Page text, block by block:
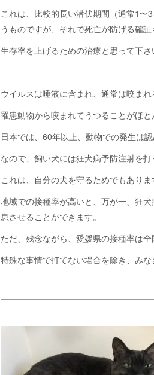
これは、比較的長い潜伏期間（通常1〜
うものですが、それで死亡が防げる確
生存率を上げるための治療と思って下さ
ウイルスは唾液に含まれ、通常は咬ま
罹患動物から咬まれてうつることがほと
日本では、60年以上、動物での発生は
なので、飼い犬には狂犬病予防注射を打
これは、自分の犬を守るためでもあり
地域での接種率が高いと、万が一、狂
息させることができます。
ただ、残念ながら、愛媛県の接種率は全
特殊な事情で打てない場合を除き、み